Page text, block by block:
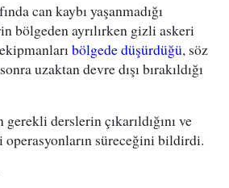
can kaybı yaşanmadığı
bölgeden ayrılırken gizli askeri
bölgede düşürdüğü, söz
uzaktan devre dışı bırakıldığı
derslerin çıkarıldığını ve
operasyonların süreceğini bildirdi.